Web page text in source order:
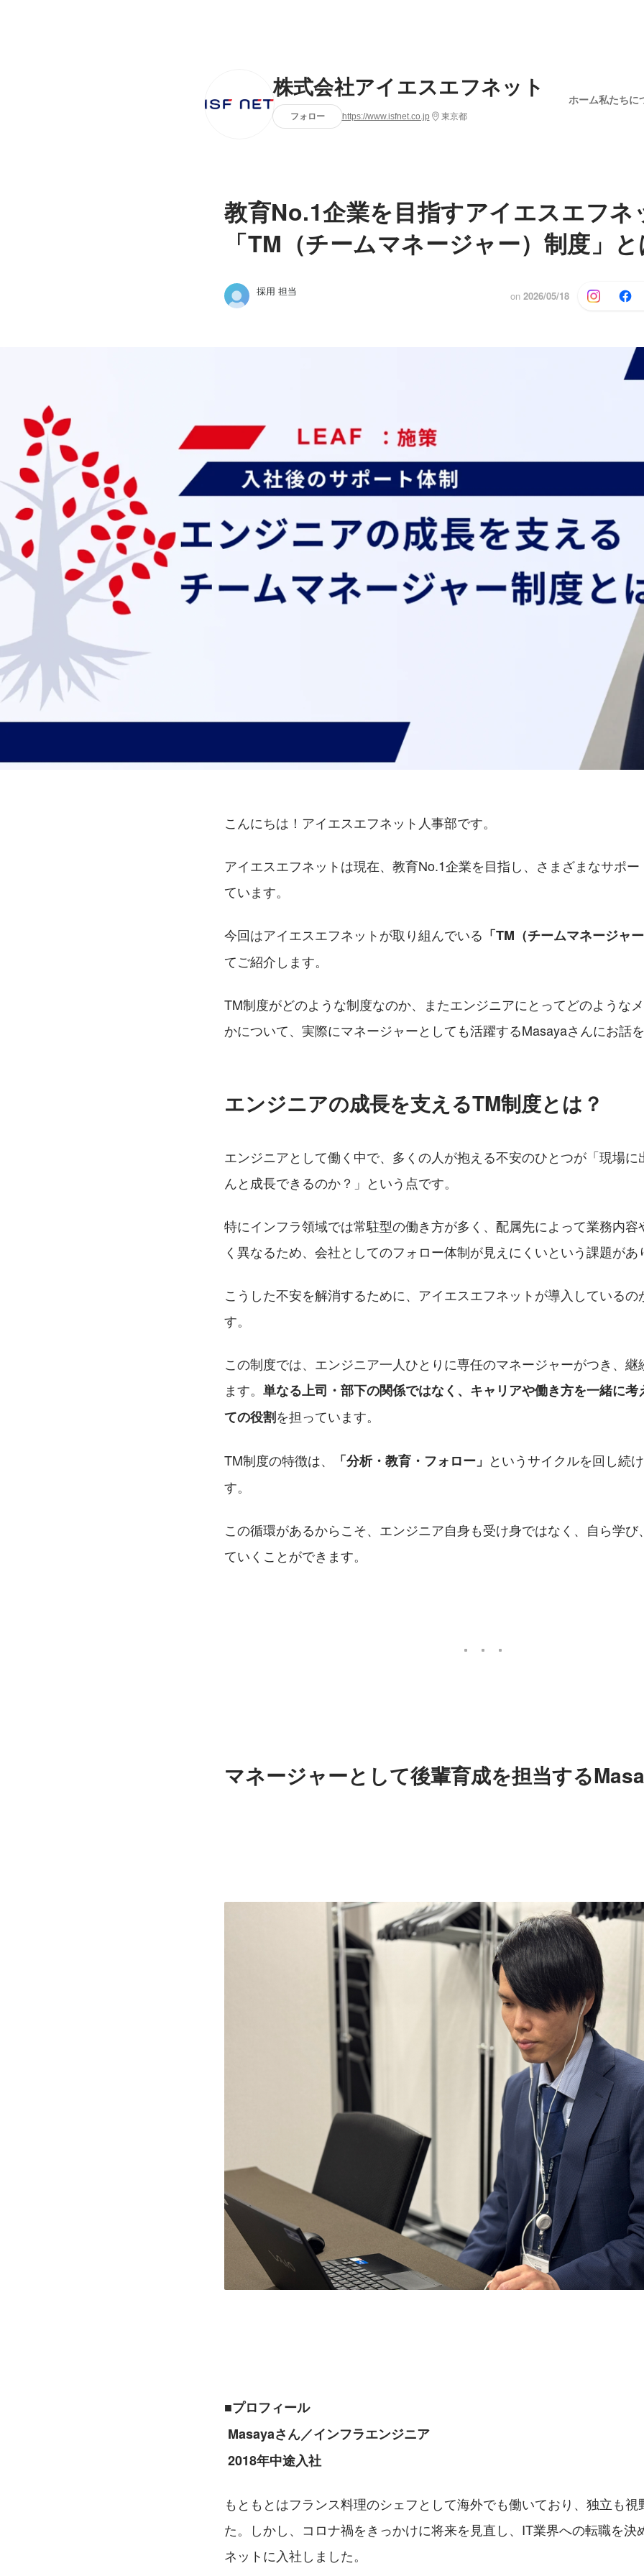
株式会社アイエスエフネット
フォロー https://www.isfnet.co.jp 東京都
ホーム私たちに
教育No.1企業を目指すアイエスエフネ
「TM（チームマネージャー）制度」
採用 担当 on 2026/05/18
こんにちは！アイエスエフネット人事部です。
アイエスエフネットは現在、教育No.1企業を目指し、さまざまなサポ
ています。
今回はアイエスエフネットが取り組んでいる 「TM（チームマネージャ
てご紹介します。
TM制度がどのような制度なのか、またエンジニアにとってどのような
かについて、実際にマネージャーとしても活躍するMasayaさんにお話
エンジニアの成長を支えるTM制度とは？
エンジニアとして働く中で、多くの人が抱える不安のひとつが「現場に
んと成長できるのか？」という点です。
特にインフラ領域では常駐型の働き方が多く、配属先によって業務内容
く異なるため、会社としてのフォロー体制が見えにくいという課題があ
こうした不安を解消するために、アイエスエフネットが導入しているの
す。
この制度では、エンジニア一人ひとりに専任のマネージャーがつき、
ます。 単なる上司・部下の関係ではなく、キャリアや働き方を一緒に考
ての役割を担っています。
TM制度の特徴は、 「分析・教育・フォロー」 というサイクルを回し続
す。
この循環があるからこそ、エンジニア自身も受け身ではなく、自ら学
ていくことができます。
マネージャーとして後輩育成を担当する
■プロフィール
Masayaさん／インフラエンジニア
2018年中途入社
もともとはフランス料理のシェフとして海外でも働いており、独立も
た。しかし、コロナ禍をきっかけに将来を見直し、IT業界への転職を決
ネットに入社しました。
採用 担当